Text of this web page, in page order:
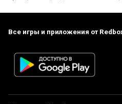
Все игры и приложения от